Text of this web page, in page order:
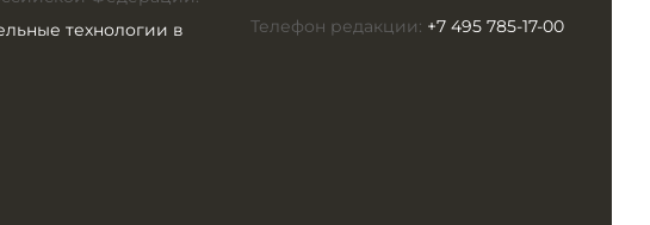
Телефон редакции: +7 495 785-17-00
технологии в